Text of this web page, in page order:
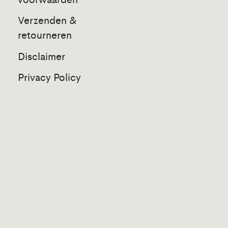
Verzenden &
retourneren
Disclaimer
Privacy Policy